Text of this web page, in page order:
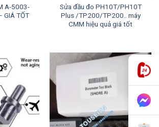
A-5003-
GIÁ TỐT
Sửa đầu đo PH10T/PH10T
Plus /TP200/TP200.. máy
CMM hiệu quả giá tốt